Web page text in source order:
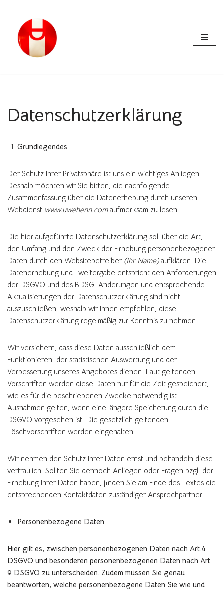
Zum
Inhalt
springen
Datenschutzerklärung
Grundlegendes
Der Schutz Ihrer Privatsphäre ist uns ein wichtiges Anliegen.
Deshalb möchten wir Sie bitten, die nachfolgende
Zusammenfassung über die Datenerhebung durch unseren
Webdienst www.uwehenn.comaufmerksam zu lesen.
Die hier aufgeführte Datenschutzerklärung soll über die Art,
den Umfang und den Zweck der Erhebung personenbezogener
Daten durch den Websitebetreiber (Ihr Name)aufklären. Die
Datenerhebung und -weitergabe entspricht den Anforderungen
der DSGVO und des BDSG. Änderungen und entsprechende
Aktualisierungen der Datenschutzerklärung sind nicht
auszuschließen, weshalb wir Ihnen empfehlen, diese
Datenschutzerklärung regelmäßig zur Kenntnis zu nehmen.
Wir versichern, dass diese Daten ausschließlich dem
Funktionieren, der statistischen Auswertung und der
Verbesserung unseres Angebotes dienen. Laut geltenden
Vorschriften werden diese Daten nur für die Zeit gespeichert,
wie es für die beschriebenen Zwecke notwendig ist.
Ausnahmen gelten, wenn eine längere Speicherung durch die
DSGVO vorgesehen ist. Die gesetzlich geltenden
Löschvorschriften werden eingehalten.
Wir nehmen den Schutz Ihrer Daten ernst und behandeln diese
vertraulich. Sollten Sie dennoch Anliegen oder Fragen bzgl. der
Erhebung Ihrer Daten haben, finden Sie am Ende des Textes die
entsprechenden Kontaktdaten zuständiger Ansprechpartner.
Personenbezogene Daten
Hier gilt es, zwischen personenbezogenen Daten nach Art.4
DSGVO und besonderen personenbezogenen Daten nach Art.
9 DSGVO zu unterscheiden. Zudem müssen Sie genau
beantworten, welche personenbezogene Daten Sie wie und